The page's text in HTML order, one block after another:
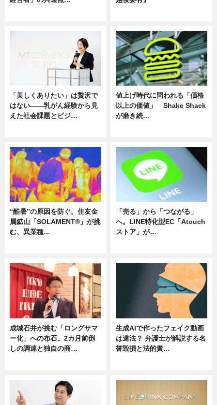
「美しくありたい」は贅沢で
はない――乳がん経験から見
えた社会課題とビジ…
値上げ時代に問われる「価格
以上の価値」 Shake Shack
が磨き続…
“酷暑”の原因を防ぐ。住友金
属鉱山「SOLAMENT®」が挑
む、異業種…
「売る」から「つながる」
へ。LINE特化型EC「Atouch
ストア」が…
成城石井が挑む「ロングサマ
ー化」への布石。2カ月前倒
しの調達と独自の商…
生成AIで作ったフェイク動画
は違法？ 弁護士が解説する名
誉毀損と法的責…